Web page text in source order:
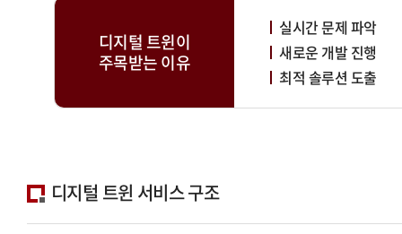
디지털 트윈이
주목받는 이유
실시간 문제 파악
새로운 개발 진행
최적 솔루션 도출
디지털 트윈 서비스 구조